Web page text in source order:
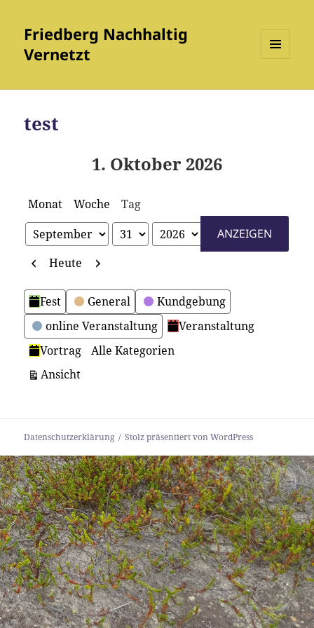
Friedberg Nachhaltig
Vernetzt
WIDGETS
test
1. Oktober 2026
Monat Woche Tag
Monat
Tag
Jahr
Zurück
Heute Weiter
Kategorien
Fest General
Kundgebung
online Veranstaltung
Veranstaltung
Vortrag
Alle Kategorien
Ansichtausdrucken
Datenschutzerklärung Stolz präsentiert von WordPress